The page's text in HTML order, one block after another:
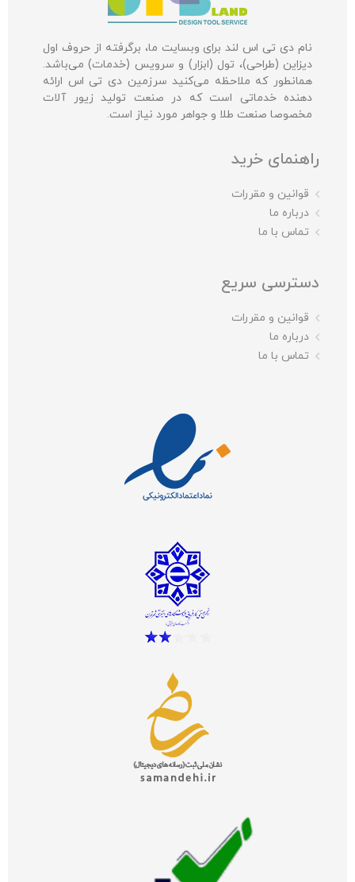
نام دی تی اس لند برای وبسایت ما، برگرفته از حروف اول
دیزاین (طراحی)، تول (ابزار) و سرویس (خدمات) می‌باشد.
همانطور که ملاحظه می‌کنید سرزمین دی تی اس ارائه
دهنده خدماتی است که در صنعت تولید زیور آلات
مخصوصا صنعت طلا و جواهر مورد نیاز است.
راهنمای خرید
قوانین و مقررات
درباره ما
تماس با ما
دسترسی سریع
قوانین و مقررات
درباره ما
تماس با ما